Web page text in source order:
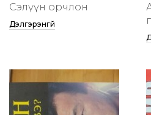
Сэлүүн орчлон
Дэлгэрэнгүй